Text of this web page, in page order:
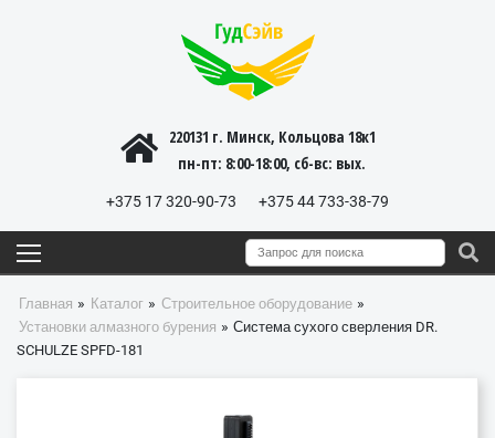
220131 г. Минск, Кольцова 18к1
пн-пт: 8:00-18:00, cб-вс: вых.
+375 44 733-38-79
+375 17 320-90-73
Главная » Каталог » Строительное оборудование »
Установки алмазного бурения » Система сухого сверления DR.
SCHULZE SPFD-181